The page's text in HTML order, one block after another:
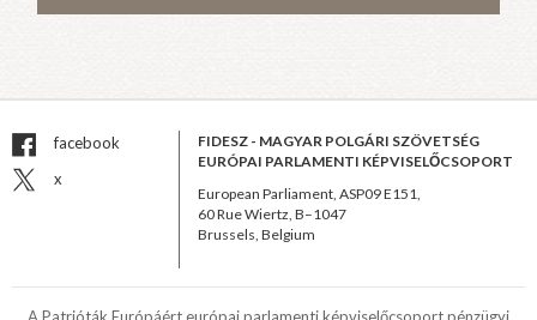
facebook
x
FIDESZ - MAGYAR POLGÁRI SZÖVETSÉG
EURÓPAI PARLAMENTI KÉPVISELŐCSOPORT
European Parliament, ASP09 E151,
60 Rue Wiertz, B–1047
Brussels, Belgium